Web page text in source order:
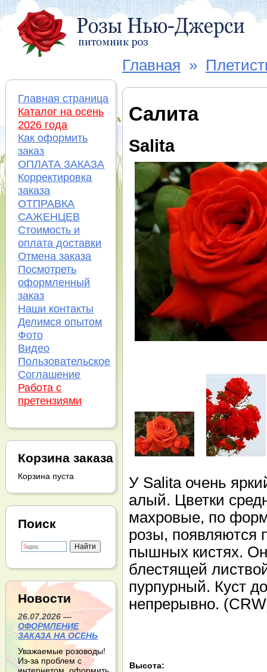
Главная »
Салита
Salita
У Salita очень
алый. Цветки
махровые, по
розы, появляются
пышных кистях.
блестящей
пурпурный. Куст
непрерывно.
Высота:
Главная страница
Каталог на осень
2026 года
Как оформить
заказ
ОПЛАТА ЗАКАЗА
Корректировка
заказа
ОТПРАВКА
САЖЕНЦЕВ
Стоимость и
оплата доставки
Отмена заказа
Посмотреть
оформленный
заказ
Наши контакты
Делимся опытом
Фото
Видео
Пользовательское
Соглашение
Работа с
претензиями
Корзина заказа
Корзина пуста
Поиск
Новости
26.07.2026 —
ОФОРМЛЕНИЕ
ЗАКАЗА НА ОСЕНЬ
Уважаемые розоводы!
Из-за проблем с